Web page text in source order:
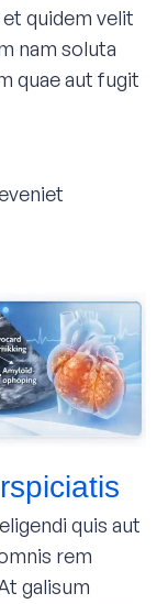
quidem velit
nam soluta
quae aut fugit
quis aut
rem
galisum